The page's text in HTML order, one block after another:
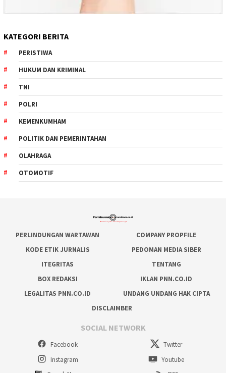
KATEGORI BERITA
PERISTIWA
HUKUM DAN KRIMINAL
TNI
POLRI
KEMENKUMHAM
POLITIK DAN PEMERINTAHAN
OLAHRAGA
OTOMOTIF
PERLINDUNGAN WARTAWAN
COMPANY PROPFILE
KODE ETIK JURNALIS
PEDOMAN MEDIA SIBER
ITEGRITAS
TENTANG
BOX REDAKSI
IKLAN PNN.CO.ID
LEGALITAS PNN.CO.ID
UNDANG UNDANG HAK CIPTA
DISCLAIMBER
SOCIAL NETWORK
Facebook
Twitter
Instagram
Youtube